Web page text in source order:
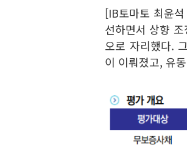
[IB토마토 최윤
선하면서 상향
오로 자리했다.
이 이뤄졌고, 유